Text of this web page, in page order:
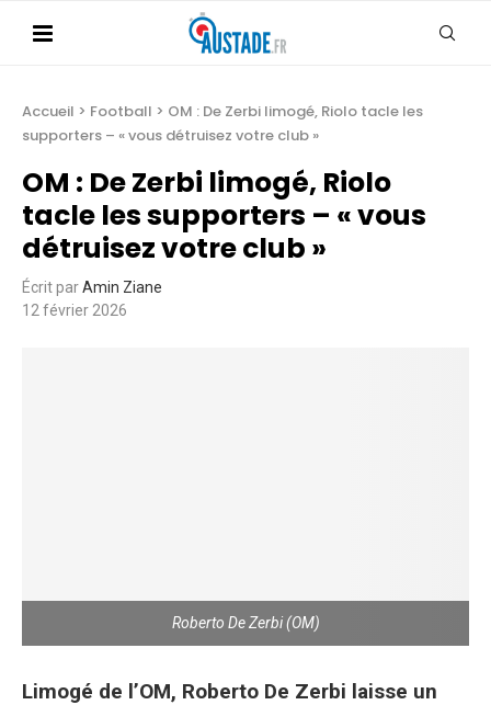
Accueil > Football > OM : De Zerbi limogé, Riolo tacle les
supporters – « vous détruisez votre club »
OM : De Zerbi limogé, Riolo
tacle les supporters – « vous
détruisez votre club »
Écrit parAmin Ziane
12 février 2026
Roberto De Zerbi (OM)
Limogé de l’OM, Roberto De Zerbi laisse un